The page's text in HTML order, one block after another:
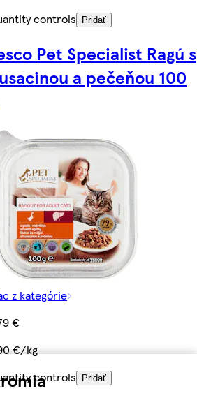
controls
Pridať
Pet Specialist Ragú s
a pečeňou 100
z kategórie
€
€/kg
controls
Pridať